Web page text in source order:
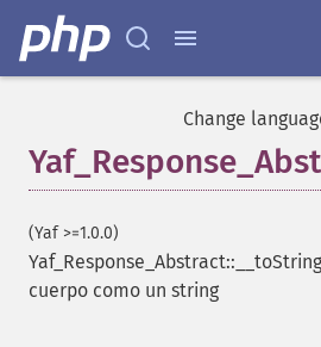
Change
(Yaf >=1.0.0)
Yaf_Response_Abstract::__toString
cuerpo como un string